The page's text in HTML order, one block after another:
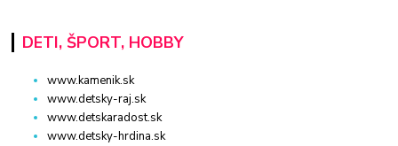
DETI, ŠPORT, HOBBY
www.kamenik.sk
www.detsky-raj.sk
www.detskaradost.sk
www.detsky-hrdina.sk